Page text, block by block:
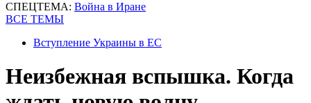
СПЕЦТЕМА: Война в Иране
ВСЕ ТЕМЫ
Вступление Украины в ЕС
Неизбежная вспышка. Когда